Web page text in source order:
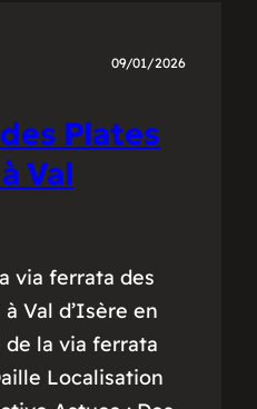
09/01/2026
Plates
Val
via ferrata des
Val d’Isère en
de la via ferrata
Localisation